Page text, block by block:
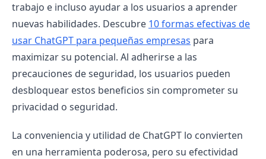
trabajo e incluso ayudar a los usuarios a aprender
nuevas habilidades. Descubre 10 formas efectivas de
usar ChatGPT para pequeñas empresas para
maximizar su potencial. Al adherirse a las
precauciones de seguridad, los usuarios pueden
desbloquear estos beneficios sin comprometer su
privacidad o seguridad.
La conveniencia y utilidad de ChatGPT lo convierten
en una herramienta poderosa, pero su efectividad